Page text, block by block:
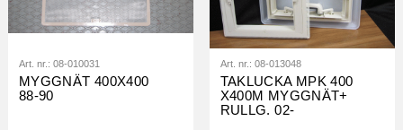
Art. nr.: 08-010031
MYGGNÄT 400X400
88-90
Art. nr.: 08-013048
TAKLUCKA MPK 400
X400M MYGGNÄT+
RULLG. 02-